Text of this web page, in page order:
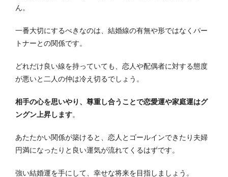
ん。
一番大切にするべきなのは、結婚線の有無や形ではなくパー
トナーとの関係です。
どれだけ良い線を持っていても、恋人や配偶者に対する態度
が悪いと二人の仲は冷え切るでしょう。
相手の心を思いやり、尊重し合うことで恋愛運や家庭運はグ
ングン上昇します。
あたたかい関係が築けると、恋人とゴールインできたり夫婦
円満になったりと良い運気が流れてくるはずです。
強い結婚運を手にして、幸せな将来を目指しましょう。